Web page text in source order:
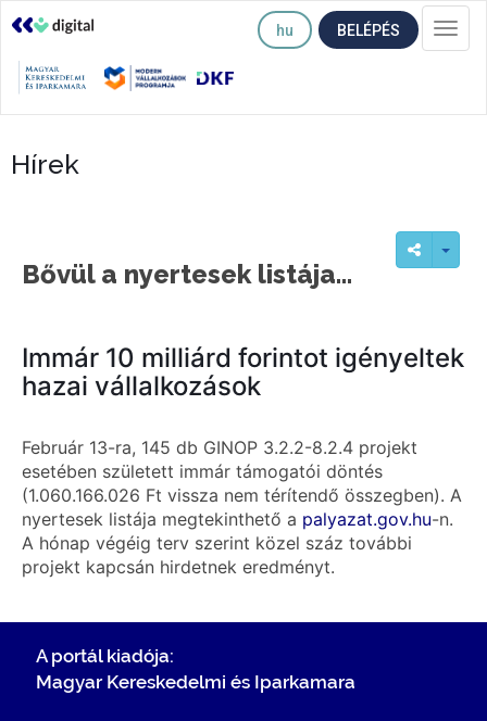
hu BELÉPÉS
Hírek
Bővül a nyertesek listája...
Immár 10 milliárd forintot igényeltek
hazai vállalkozások
Február 13-ra, 145 db GINOP 3.2.2-8.2.4 projekt
esetében született immár támogatói döntés
(1.060.166.026 Ft vissza nem térítendő összegben). A
nyertesek listája megtekinthető a palyazat.gov.hu-n.
A hónap végéig terv szerint közel száz további
projekt kapcsán hirdetnek eredményt.
A portál kiadója:
Magyar Kereskedelmi és Iparkamara